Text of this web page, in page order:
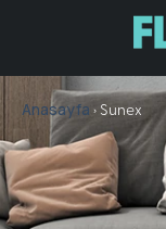
Anasayfa › Sunex